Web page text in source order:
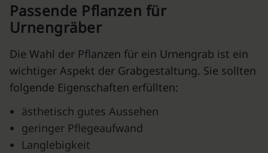
Passende Pflanzen für
Urnengräber
Die Wahl der Pflanzen für ein Urnengrab ist ein
wichtiger Aspekt der Grabgestaltung. Sie sollten
folgende Eigenschaften erfüllten:
ästhetisch gutes Aussehen
geringer Pflegeaufwand
Langlebigkeit